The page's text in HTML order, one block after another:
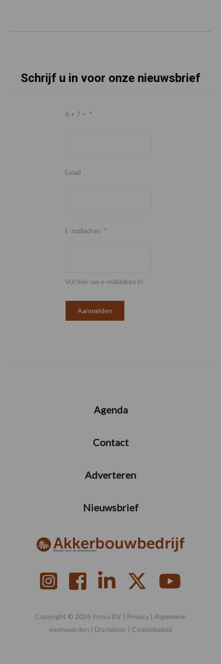
Schrijf u in voor onze nieuwsbrief
6 + 7 = *
Email
E-mailadres *
Vul hier uw e-mailadres in
Agenda
Contact
Adverteren
Nieuwsbrief
Copyright © 2026 Prosu BV | Privacy
Algemene
voorwaarden
Disclaimer Cookiebeleid